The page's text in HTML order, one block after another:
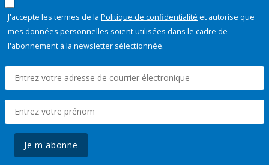
J'accepte les termes de la Politique de confidentialité et autorise que
mes données personnelles soient utilisées dans le cadre de
l'abonnement à la newsletter sélectionnée.
Je m'abonne